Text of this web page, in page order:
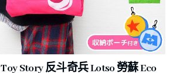
Toy Story 反斗奇兵 Lotso 勞蘇 Eco